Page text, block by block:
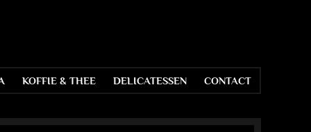
KOFFIE & THEE DELICATESSEN CONTACT